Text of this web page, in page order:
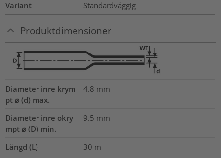
Variant
Standardväggig
Produktdimensioner
Diameter inre krym
pt ⌀ (d) max.
4.8 mm
Diameter inre okry
mpt ⌀ (D) min.
9.5 mm
Längd (L) 30 m